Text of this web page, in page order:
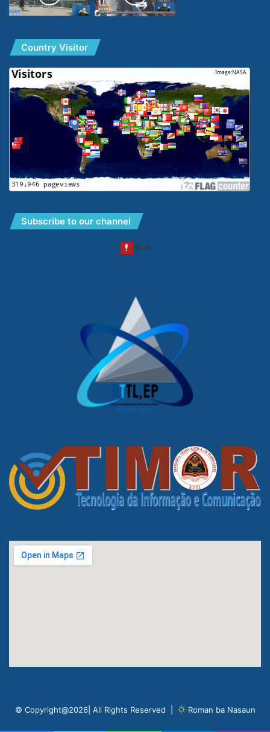
Country Visitor
Subscribe to our channel
© Copyright@2026| All Rights Reserved | Roman ba Nasaun